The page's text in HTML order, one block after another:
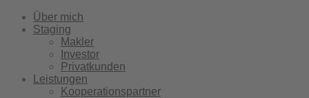
Skip
Über mich
Staging
Makler
Investor
Privatkunden
Leistungen
Kooperationspartner